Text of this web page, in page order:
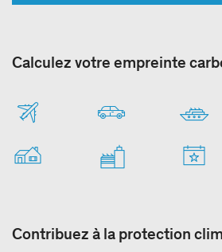
Calculez votre empreinte
Contribuez à la protection